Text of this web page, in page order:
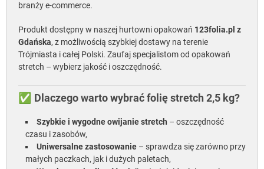
branży e-commerce.
Produkt dostępny w naszej hurtowni opakowań 123folia.pl z
Gdańska, z możliwością szybkiej dostawy na terenie
Trójmiasta i całej Polski. Zaufaj specjalistom od opakowań
stretch – wybierz jakość i oszczędność.
✅ Dlaczego warto wybrać folię stretch 2,5 kg?
Szybkie i wygodne owijanie stretch – oszczędność
czasu i zasobów,
Uniwersalne zastosowanie – sprawdza się zarówno przy
małych paczkach, jak i dużych paletach,